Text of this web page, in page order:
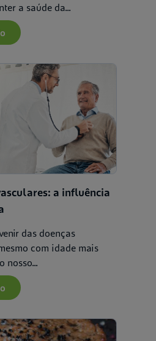
a saúde da...
a influência
das doenças
com idade mais
nosso...